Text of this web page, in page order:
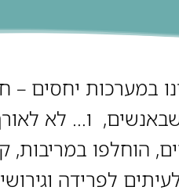
במערכות יחסים
ו… לא
הוחלפו במריבות,
לפרידה